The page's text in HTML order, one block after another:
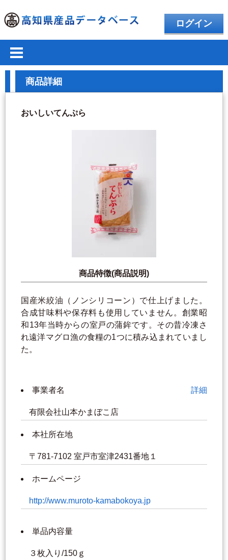
ログイン
商品詳細
おいしいてんぷら
商品特徴(商品説明)
国産米絞油（ノンシリコーン）で仕上げました。
合成甘味料や保存料も使用していません。創業昭
和13年当時からの室戸の蒲鉾です。その昔冷凍さ
れ遠洋マグロ漁の食糧の1つに積み込まれていまし
た。
事業者名 詳細
有限会社山本かまぼこ店
本社所在地
〒781-7102 室戸市室津2431番地１
ホームページ
http://www.muroto-kamabokoya.jp
単品内容量
３枚入り/150ｇ